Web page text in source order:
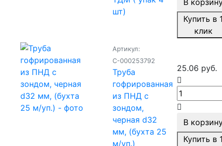
шт)
В
Купить в
клик
Артикул:
С-000253792
Труба
гофрированная
из ПНД с
зондом,
черная d32
мм, (бухта 25
м/уп.)
25.06 руб.
В
Купить в